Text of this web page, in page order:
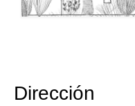
Dirección